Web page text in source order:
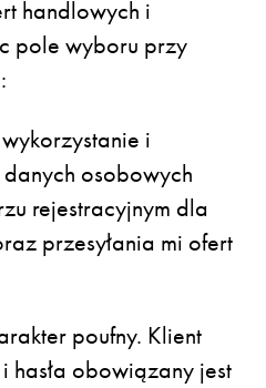
handlowych i
pole wyboru przy
i
osobowych
rejestracyjnym dla
przesyłania mi ofert
poufny. Klient
hasła obowiązany jest